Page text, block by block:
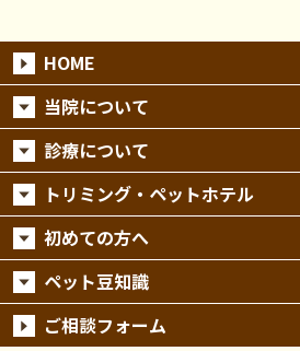
HOME
当院について
診療について
トリミング・ペットホテル
初めての方へ
ペット豆知識
ご相談フォーム